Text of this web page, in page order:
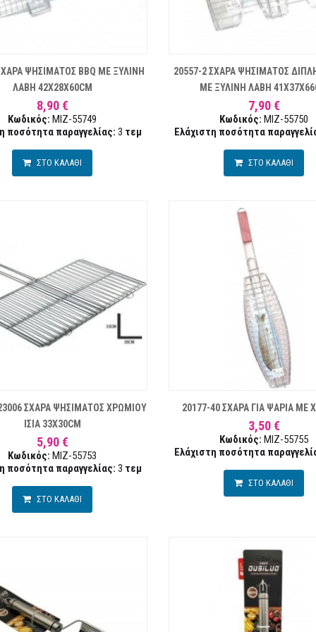
ΨΗΣΙΜΑΤΟΣ BBQ ΜΕ ΞΥΛΙΝΗ
ΛΑΒΗ 42Χ28Χ60CM
8,90 €
Κωδικός: MIZ-55749
ποσότητα παραγγελίας: 3 τεμ
ΣΤΟ ΚΑΛΑΘΙ
20557-2 ΣΧΑΡΑ ΨΗΣΙΜΑΤΟΣ
ΜΕ ΞΥΛΙΝΗ ΛΑΒΗ
7,90 €
Κωδικός: MIZ-55750
Ελάχιστη ποσότητα
ΣΤΟ ΚΑΛΑΘΙ
ΣΧΑΡΑ ΨΗΣΙΜΑΤΟΣ ΧΡΩΜΙΟΥ
ΙΣΙΑ 33Χ30CM
5,90 €
Κωδικός: MIZ-55753
ποσότητα παραγγελίας: 3 τεμ
ΣΤΟ ΚΑΛΑΘΙ
20177-40 ΣΧΑΡΑ ΓΙΑ ΨΑΡΙΑ ΜΕ
3,50 €
Κωδικός: MIZ-55755
Ελάχιστη ποσότητα
ΣΤΟ ΚΑΛΑΘΙ